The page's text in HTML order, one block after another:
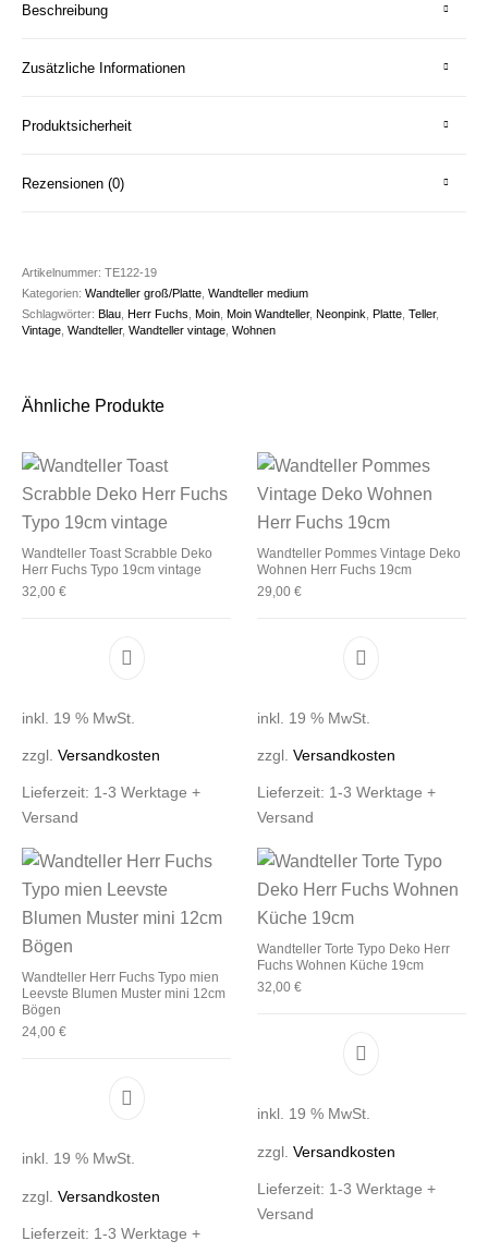
Beschreibung
Zusätzliche Informationen
Produktsicherheit
Rezensionen (0)
Artikelnummer:TE122-19
Kategorien:Wandteller groß/Platte ,Wandteller medium
Schlagwörter:Blau ,Herr Fuchs ,Moin ,Moin Wandteller,Neonpink ,Platte ,Teller,
Vintage ,Wandteller,Wandteller vintage ,Wohnen
Ähnliche Produkte
Wandteller Toast Scrabble Deko
Herr Fuchs Typo 19cm vintage
32,00€
inkl. 19 % MwSt.
zzgl.Versandkosten
Lieferzeit: 1-3 Werktage +
Versand
Wandteller Pommes Vintage Deko
Wohnen Herr Fuchs 19cm
29,00 €
inkl. 19 % MwSt.
zzgl. Versandkosten
Lieferzeit: 1-3 Werktage +
Versand
Wandteller Herr Fuchs Typo mien
Leevste Blumen Muster mini 12cm
Bögen
24,00€
inkl. 19 % MwSt.
zzgl.Versandkosten
Lieferzeit: 1-3 Werktage +
Wandteller Torte Typo Deko Herr
Fuchs Wohnen Küche 19cm
32,00 €
inkl. 19 % MwSt.
zzgl. Versandkosten
Lieferzeit: 1-3 Werktage +
Versand